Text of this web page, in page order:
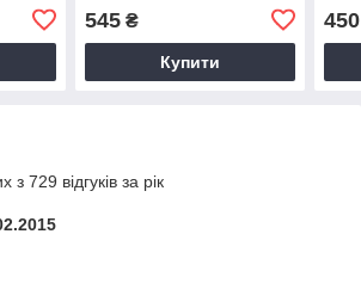
545₴
Купити
450
з 729 відгуків за рік